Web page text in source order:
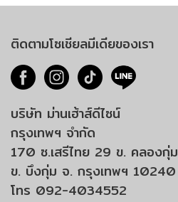
ติดตามโซเชียลมีเดียของเรา
บริษัท ม่านเฮ้าส์ดีไซน์
กรุงเทพฯ จำกัด
170 ซ.เสรีไทย 29 ข. คลองกุ่ม
ข. บึงกุ่ม จ. กรุงเทพฯ 10240
โทร 092-4034552